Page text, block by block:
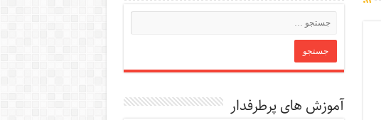
آموزش های پرطرفدار